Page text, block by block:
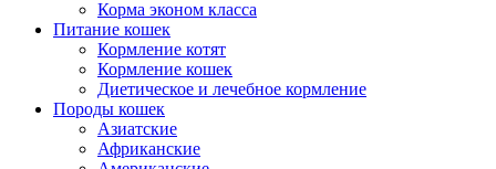
Корма эконом класса
Питание кошек
Кормление котят
Кормление кошек
Диетическое и лечебное кормление
Породы кошек
Азиатские
Африканские